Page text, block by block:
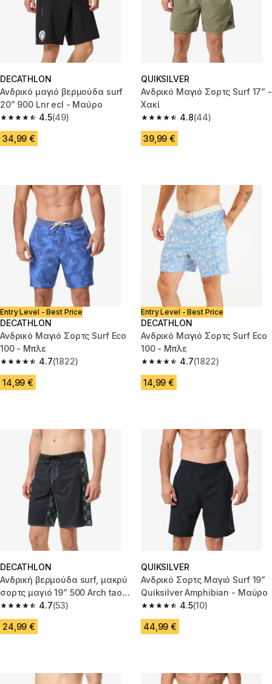
DECATHLON
Ανδρικό μαγιό βερμούδα surf
20” 900 Lnr ecl - Μαύρο
4.5
4.5 out of 5 stars from 49 reviews
(49)
34,99 €
QUIKSILVER
Ανδρικό Μαγιό Σορτς Surf 17” -
Χακί
4.8
4.8 out of 5 stars from 44
(44)
39,99 €
Entry Level - Best Price
DECATHLON
Ανδρικό Μαγιό Σορτς Surf Eco
100 - Μπλε
4.7
4.7 out of 5 stars from 1822 reviews
(1822)
14,99 €
Entry Level - Best Price
DECATHLON
Ανδρικό Μαγιό Σορτς Surf Eco
100 - Μπλε
4.7
4.7 out of 5 stars from 1822
(1822)
14,99 €
DECATHLON
Ανδρική βερμούδα surf, μακρύ
σορτς μαγιό 19” 500 Arch tao -
Μαύρο
4.7
4.7 out of 5 stars from 53 reviews
(53)
24,99 €
QUIKSILVER
Ανδρικό Σορτς Μαγιό Surf 19”
Quiksilver Amphibian - Μαύρο
4.5
4.5 out of 5 stars from 10
(10)
44,99 €